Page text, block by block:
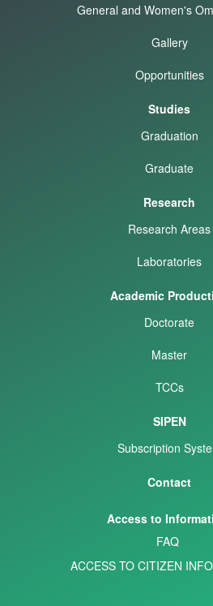
General and Women's
Gallery
Opportunities
Studies
Graduation
Graduate
Research
Research Areas
Laboratories
Academic
Doctorate
Master
TCCs
SIPEN
Subscription
Contact
Access to
FAQ
ACCESS TO CITIZEN